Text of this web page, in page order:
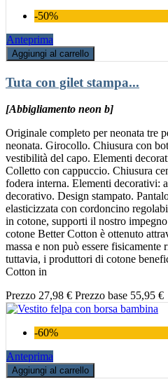
-50%
Anteprima
Aggiungi al carrello
Tuta con gilet stampa...
[Abbigliamento neon b]
Originale completo per neonata tre
neonata. Girocollo. Chiusura con
vestibilità del capo. Elementi
Colletto con cappuccio. Chiusura
fodera interna. Elementi decorativi:
decorativo. Design stampato.
elasticizzata con cordoncino
in cotone, supporti il nostro
cotone Better Cotton è ottenuto
massa e non può essere
tuttavia, i produttori di cotone
Cotton in
Prezzo 27,98 € Prezzo base 55,95 €
-60%
Anteprima
Aggiungi al carrello